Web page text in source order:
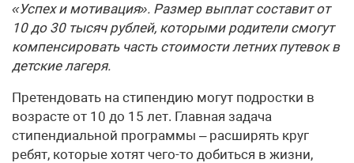
«Успех и мотивация». Размер выплат составит от
10 до 30 тысяч рублей, которыми родители смогут
компенсировать часть стоимости летних путевок в
детские лагеря.
Претендовать на стипендию могут подростки в
возрасте от 10 до 15 лет. Главная задача
стипендиальной программы – расширять круг
ребят, которые хотят чего-то добиться в жизни,